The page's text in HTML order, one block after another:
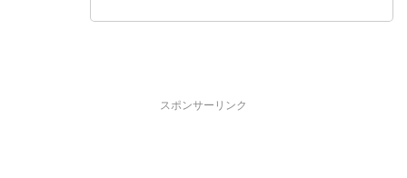
スポンサーリンク